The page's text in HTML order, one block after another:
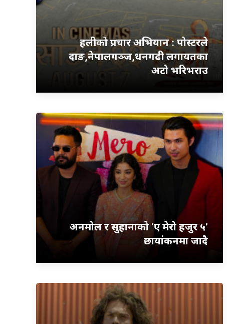
हलीको प्रचार अभियान : पोस्टरले
दाङ,नेपालगञ्ज,धनगढी लगायतका
अटो भरिभराउ
अनमोल र सुहानाको ‘ए मेरो हजुर ५’
छायांकनमा जादै